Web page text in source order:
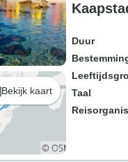
Bekijk kaart
Duur
Taal